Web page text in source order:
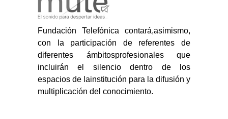
Fundación Telefónica contará,asimismo,
con la participación de referentes de
diferentes ámbitosprofesionales que
incluirán el silencio dentro de los
espacios de lainstitución para la difusión y
multiplicación del conocimiento.